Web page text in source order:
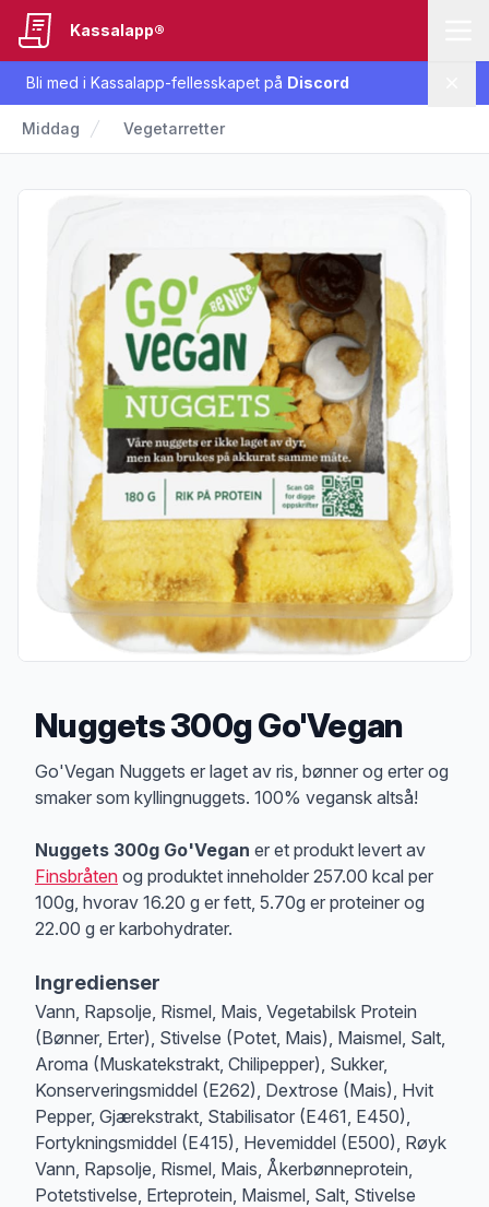
Bli med i Kassalapp-fellesskapet på Discord
Kassalapp®
Middag Vegetarretter
Nuggets 300g Go'Vegan
Produktbeskrivelse
Go'Vegan Nuggets er laget av ris, bønner og erter og
smaker som kyllingnuggets. 100% vegansk altså!
Nuggets 300g Go'Vegan er et produkt levert av
Finsbråten og produktet inneholder 257.00 kcal per
100g, hvorav 16.20 g er fett, 5.70g er proteiner og
22.00 g er karbohydrater.
Ingredienser
Vann, Rapsolje, Rismel, Mais, Vegetabilsk Protein
(Bønner, Erter), Stivelse (Potet, Mais), Maismel, Salt,
Aroma (Muskatekstrakt, Chilipepper), Sukker,
Konserveringsmiddel (E262), Dextrose (Mais), Hvit
Pepper, Gjærekstrakt, Stabilisator (E461, E450),
Fortykningsmiddel (E415), Hevemiddel (E500), Røyk
Vann, Rapsolje, Rismel, Mais, Åkerbønneprotein,
Potetstivelse, Erteprotein, Maismel, Salt, Stivelse